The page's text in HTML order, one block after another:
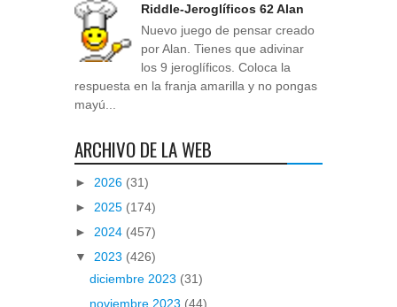
Riddle-Jeroglíficos 62 Alan
Nuevo juego de pensar creado
por Alan. Tienes que adivinar
los 9 jeroglíficos. Coloca la
respuesta en la franja amarilla y no pongas
mayú...
ARCHIVO DE LA WEB
► 2026 (31)
► 2025 (174)
► 2024 (457)
▼ 2023 (426)
diciembre 2023 (31)
noviembre 2023 (44)